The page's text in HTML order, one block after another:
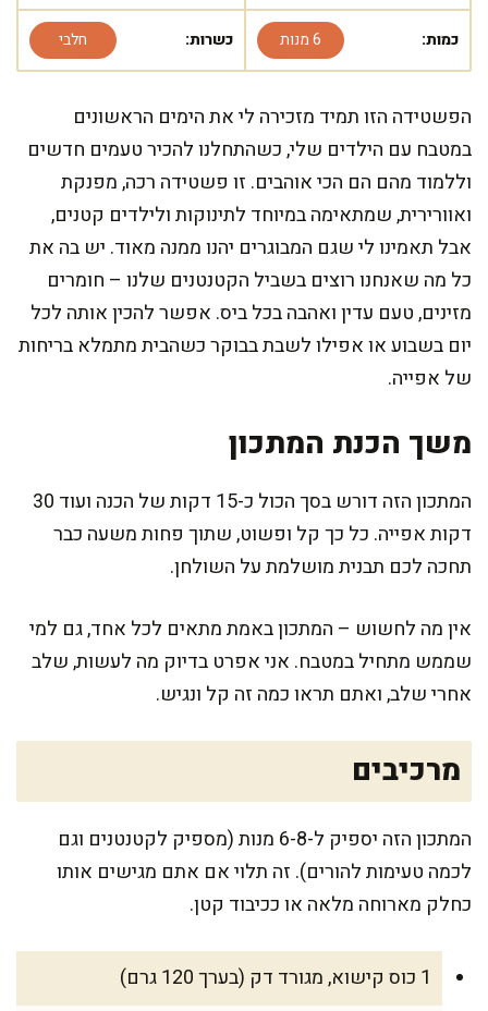
כמות: 6 מנות כשרות: חלבי
הפשטידה הזו תמיד מזכירה לי את הימים הראשונים
במטבח עם הילדים שלי, כשהתחלנו להכיר טעמים חדשים
וללמוד מהם הם הכי אוהבים. זו פשטידה רכה, מפנקת
ואוורירית, שמתאימה במיוחד לתינוקות ולילדים קטנים,
אבל תאמינו לי שגם המבוגרים יהנו ממנה מאוד. יש בה את
כל מה שאנחנו רוצים בשביל הקטנטנים שלנו – חומרים
מזינים, טעם עדין ואהבה בכל ביס. אפשר להכין אותה לכל
יום בשבוע או אפילו לשבת בבוקר כשהבית מתמלא בריחות
של אפייה.
משך הכנת המתכון
המתכון הזה דורש בסך הכול כ-15 דקות של הכנה ועוד 30
דקות אפייה. כל כך קל ופשוט, שתוך פחות משעה כבר
תחכה לכם תבנית מושלמת על השולחן.
אין מה לחשוש – המתכון באמת מתאים לכל אחד, גם למי
שממש מתחיל במטבח. אני אפרט בדיוק מה לעשות, שלב
אחרי שלב, ואתם תראו כמה זה קל ונגיש.
מרכיבים
המתכון הזה יספיק ל-6-8 מנות (מספיק לקטנטנים וגם
לכמה טעימות להורים). זה תלוי אם אתם מגישים אותו
כחלק מארוחה מלאה או ככיבוד קטן.
1 כוס קישוא, מגורד דק (בערך 120 גרם)